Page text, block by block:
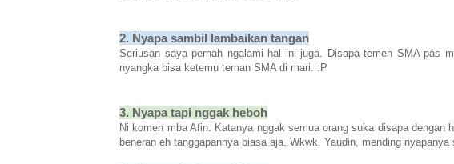
2. Nyapa sambil lambaikan tangan
Seriusan saya pernah ngalami hal ini juga. Disapa temen SMA pas
nyangka bisa ketemu teman SMA di mari. :P
3. Nyapa tapi nggak heboh
Ni komen mba Afin. Katanya nggak semua orang suka disapa dengan
beneran eh tanggapannya biasa aja. Wkwk. Yaudin, mending nyapanya